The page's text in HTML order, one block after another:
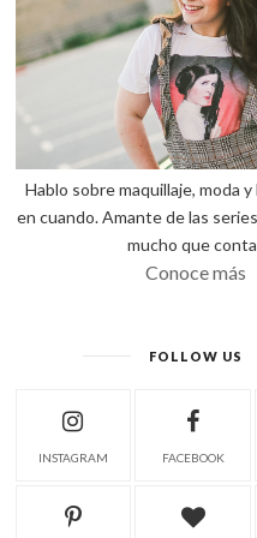
Hablo sobre maquillaje, moda
en cuando. Amante de las
mucho que
Conoce más
FOLLOW US
INSTAGRAM FACEBOOK